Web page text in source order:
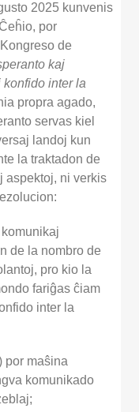
2025 kunvenis
por
de
kaj
inter la
propra agado,
servas kiel
landoj kun
la traktadon de
aspektoj, ni verkis
de la nombro de
pro kio la
fariĝas ĉiam
inter la
por maŝina
komunikado